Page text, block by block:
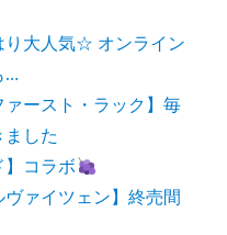
り大人気☆ オンライン
…
ースト・ラック】毎
した
コラボ
ヴァイツェン】終売間